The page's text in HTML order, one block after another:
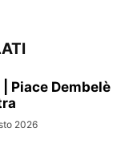
Piace Dembelè
2026